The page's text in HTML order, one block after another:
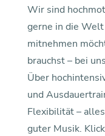
Wir sind
gerne in die
mitnehmen
brauchst – bei
Über
und
Flexibilität –
guter Musik.